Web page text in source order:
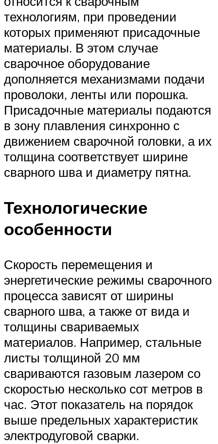
технологиям, при проведении
которых применяют присадочные
материалы. В этом случае
сварочное оборудование
дополняется механизмами подачи
проволоки, ленты или порошка.
Присадочные материалы подаются
в зону плавления синхронно с
движением сварочной головки, а их
толщина соответствует ширине
сварного шва и диаметру пятна.
Технологические
особенности
Скорость перемещения и
энергетические режимы сварочного
процесса зависят от ширины
сварного шва, а также от вида и
толщины свариваемых
материалов. Например, стальные
листы толщиной 20 мм
свариваются газовым лазером со
скоростью несколько сот метров в
час. Этот показатель на порядок
выше предельных характеристик
электродуговой сварки.